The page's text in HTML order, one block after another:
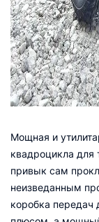
Мощная и
квадроцикла для
привык сам
неизведанным
коробка передач